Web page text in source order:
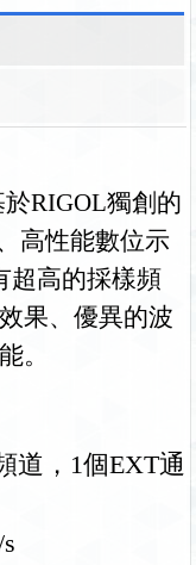
RIGOL獨創的
高性能數位示
超高的採樣頻
果、優異的波
。
道，1個EXT通